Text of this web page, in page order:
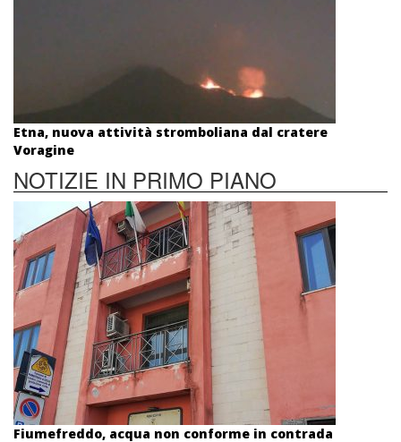
Etna, nuova attività stromboliana dal cratere
Voragine
NOTIZIE IN PRIMO PIANO
Fiumefreddo, acqua non conforme in contrada